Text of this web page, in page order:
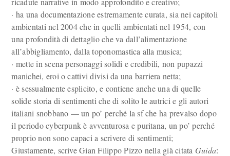
· ha una documentazione estremamente curata, sia nei capitoli
ambientati nel 2004 che in quelli ambientati nel 1954, con
una profondità di dettaglio che va dall’alimentazione
all’abbigliamento, dalla toponomastica alla musica;
· mette in scena personaggi solidi e credibili, non pupazzi
manichei, eroi o cattivi divisi da una barriera netta;
· è sessualmente esplicito, e contiene anche una di quelle
solide storia di sentimenti che di solito le autrici e gli autori
italiani snobbano — un po’ perché la sf che ha prevalso dopo
il periodo cyberpunk è avventurosa e puritana, un po’ perché
proprio non sono capaci a scrivere di sentimenti;
Giustamente, scrive Gian Filippo Pizzo nella già citata Guida: